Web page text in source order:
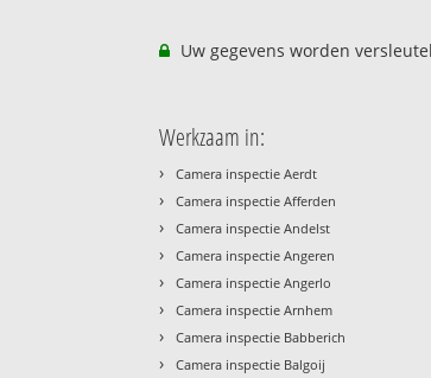
Uw gegevens worden
Werkzaam in:
› Camera inspectie Aerdt
› Camera inspectie Afferden
› Camera inspectie Andelst
› Camera inspectie Angeren
› Camera inspectie Angerlo
› Camera inspectie Arnhem
› Camera inspectie Babberich
› Camera inspectie Balgoij